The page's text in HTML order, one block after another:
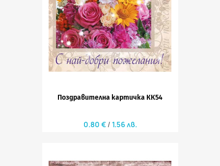
Поздравителна картичка КК54
0.80 € 1.56 лв.